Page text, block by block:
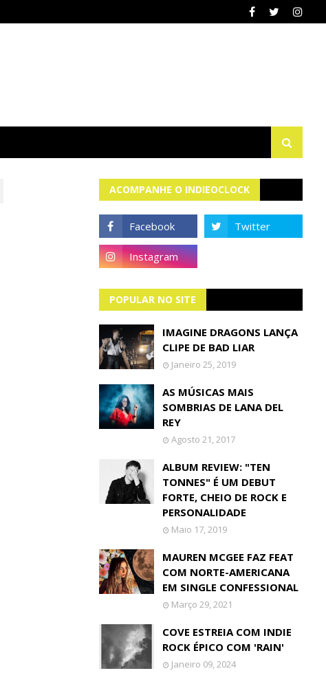
ACOMPANHE O INDIEOCLOCK
POPULAR NO SITE
IMAGINE DRAGONS LANÇA
CLIPE DE BAD LIAR
Janeiro 25, 2019
AS MÚSICAS MAIS
SOMBRIAS DE LANA DEL
REY
Agosto 21, 2017
ALBUM REVIEW: "TEN
TONNES" É UM DEBUT
FORTE, CHEIO DE ROCK E
PERSONALIDADE
Maio 17, 2019
MAUREN MCGEE FAZ FEAT
COM NORTE-AMERICANA
EM SINGLE CONFESSIONAL
Março 29, 2021
COVE ESTREIA COM INDIE
ROCK ÉPICO COM 'RAIN'
Janeiro 09, 2024